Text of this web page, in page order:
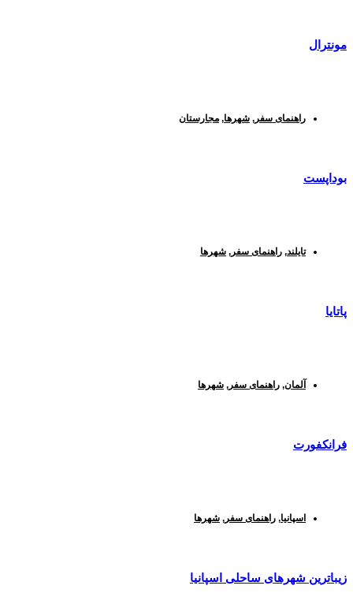
مونترال
راهنمای سفر , شهرها, مجارستان
بوداپست
تایلند, راهنمای سفر , شهرها
پاتایا
آلمان, راهنمای سفر , شهرها
فرانکفورت
اسپانیا, راهنمای سفر , شهرها
زیباترین شهرهای ساحلی اسپانیا